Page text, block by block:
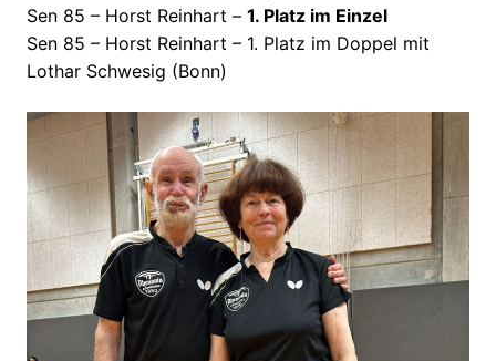
Sen 85 – Horst Reinhart – 1. Platz im Einzel
Sen 85 – Horst Reinhart – 1. Platz im Doppel mit
Lothar Schwesig (Bonn)